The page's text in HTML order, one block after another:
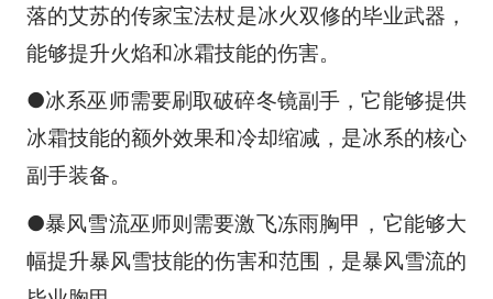
落的艾苏的传家宝法杖是冰火双修的毕业武器，
能够提升火焰和冰霜技能的伤害。
●冰系巫师需要刷取破碎冬镜副手，它能够提供
冰霜技能的额外效果和冷却缩减，是冰系的核心
副手装备。
●暴风雪流巫师则需要激飞冻雨胸甲，它能够大
幅提升暴风雪技能的伤害和范围，是暴风雪流的